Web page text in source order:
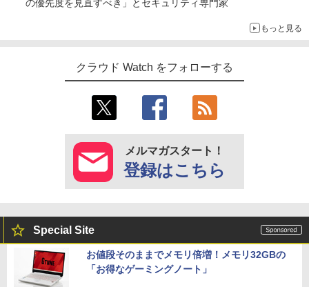
の優先度を見直すべき」とセキュリティ専門家
もっと見る
クラウド Watch をフォローする
メルマガスタート！
登録はこちら
Special Site
お値段そのままでメモリ倍増！メモリ32GBの
「お得なゲーミングノート」